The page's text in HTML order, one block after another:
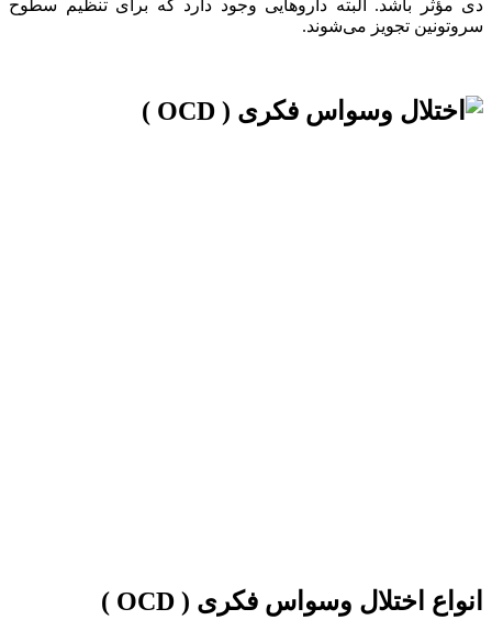
دی مؤثر باشد. البته داروهایی وجود دارد که برای تنظیم سطوح
سروتونین تجویز می‌شوند.
انواع اختلال وسواس فکری ( OCD )